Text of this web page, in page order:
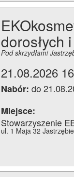
dorosłych
Pod skrzydłami
21.08.2026
Nabór: do
Miejsce:
Stowarzyszenie
ul. 1 Maja 32